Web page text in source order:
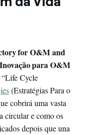
for O&M and
para O&M
“Life Cycle
(Estratégias Para o
cobrirá uma vasta
circular e como os
depois que una